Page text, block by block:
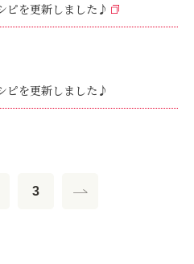
ピを更新しました♪
ピを更新しました♪
3